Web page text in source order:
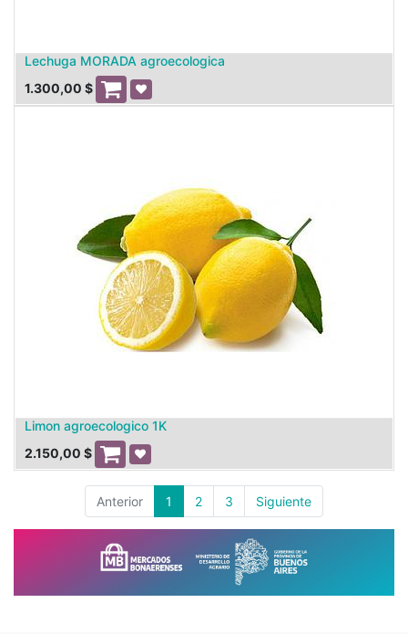
Lechuga MORADA agroecologica
1.300,00 $
Limon agroecologico 1K
2.150,00 $
Anterior 1 2 3 Siguiente